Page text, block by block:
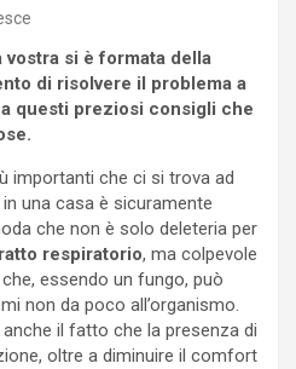
si è formata della
di risolvere il problema a
a questi preziosi consigli che
importanti che ci si trova ad
una casa è sicuramente
che non è solo deleteria per
respiratorio, ma colpevole
essendo un fungo, può
non da poco all’organismo.
il fatto che la presenza di
oltre a diminuire il comfort